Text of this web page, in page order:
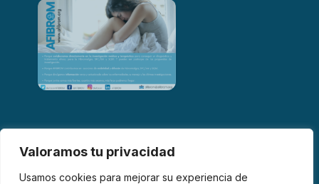
Valoramos tu privacidad
Usamos cookies para mejorar su experiencia de